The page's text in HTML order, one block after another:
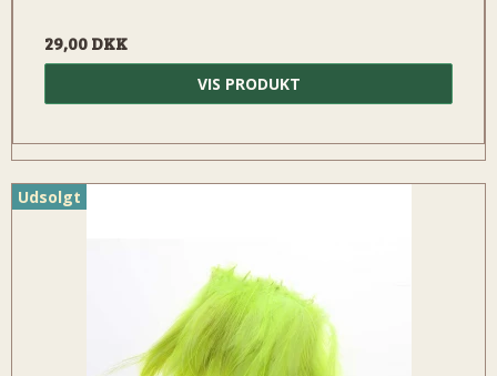
29,00 DKK
VIS PRODUKT
Udsolgt